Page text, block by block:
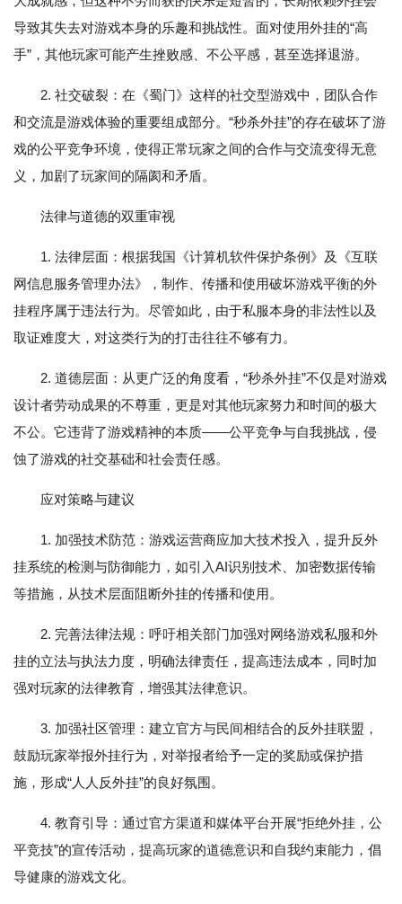
导致其失去对游戏本身的乐趣和挑战性。面对使用外挂的“高
手”，其他玩家可能产生挫败感、不公平感，甚至选择退游。
2. 社交破裂：在《蜀门》这样的社交型游戏中，团队合作
和交流是游戏体验的重要组成部分。“秒杀外挂”的存在破坏了游
戏的公平竞争环境，使得正常玩家之间的合作与交流变得无意
义，加剧了玩家间的隔阂和矛盾。
法律与道德的双重审视
1. 法律层面：根据我国《计算机软件保护条例》及《互联
网信息服务管理办法》，制作、传播和使用破坏游戏平衡的外
挂程序属于违法行为。尽管如此，由于私服本身的非法性以及
取证难度大，对这类行为的打击往往不够有力。
2. 道德层面：从更广泛的角度看，“秒杀外挂”不仅是对游戏
设计者劳动成果的不尊重，更是对其他玩家努力和时间的极大
不公。它违背了游戏精神的本质——公平竞争与自我挑战，侵
蚀了游戏的社交基础和社会责任感。
应对策略与建议
1. 加强技术防范：游戏运营商应加大技术投入，提升反外
挂系统的检测与防御能力，如引入AI识别技术、加密数据传输
等措施，从技术层面阻断外挂的传播和使用。
2. 完善法律法规：呼吁相关部门加强对网络游戏私服和外
挂的立法与执法力度，明确法律责任，提高违法成本，同时加
强对玩家的法律教育，增强其法律意识。
3. 加强社区管理：建立官方与民间相结合的反外挂联盟，
鼓励玩家举报外挂行为，对举报者给予一定的奖励或保护措
施，形成“人人反外挂”的良好氛围。
4. 教育引导：通过官方渠道和媒体平台开展“拒绝外挂，公
平竞技”的宣传活动，提高玩家的道德意识和自我约束能力，倡
导健康的游戏文化。